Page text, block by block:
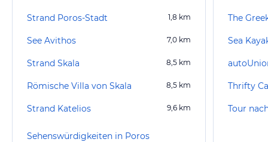
Strand Poros-Stadt 1,8 km
See Avithos 7,0 km
Strand Skala 8,5 km
Römische Villa von Skala 8,5 km
Strand Katelios 9,6 km
Sehenswürdigkeiten in Poros
Sea
Thrifty
Tour